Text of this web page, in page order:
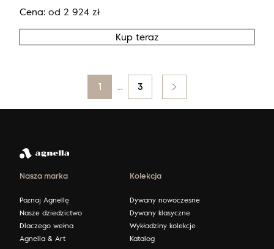
Cena: od 2 924 zł
Kup teraz
Posts
pagination
1 … 3
Nasza marka
Poznaj Agnellę
Nasze dziedzictwo
Dlaczego wełna
Agnella & Art
Kolekcja
Dywany nowoczesne
Dywany klasyczne
Wykładziny kolekcje
Katalog